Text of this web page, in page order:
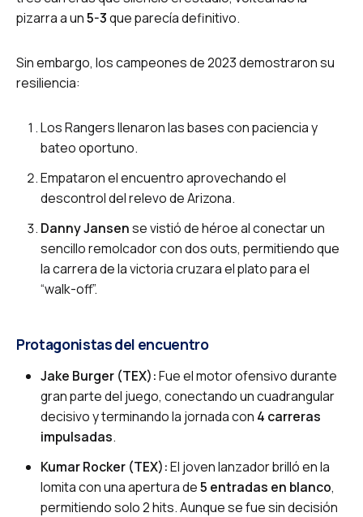
pizarra a un5-3que parecía definitivo.
Sin embargo, los campeones de 2023 demostraron su
resiliencia:
Los Rangers llenaron las bases con paciencia y
bateo oportuno.
Empataron el encuentro aprovechando el
descontrol del relevo de Arizona.
Danny Jansense vistió de héroe al conectar un
sencillo remolcador con dos outs, permitiendo que
la carrera de la victoria cruzara el plato para el
“walk-off”.
Protagonistas del encuentro
Jake Burger (TEX):Fue el motor ofensivo durante
gran parte del juego, conectando un cuadrangular
decisivo y terminando la jornada con 4 carreras
impulsadas.
Kumar Rocker (TEX):El joven lanzador brilló en la
lomita con una apertura de5 entradas en blanco,
permitiendo solo 2 hits. Aunque se fue sin decisión